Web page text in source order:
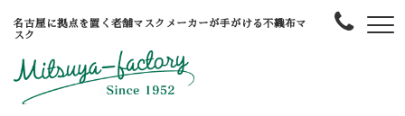
名古屋に拠点を置く老舗マスクメーカーが手がける不織布マ
スク